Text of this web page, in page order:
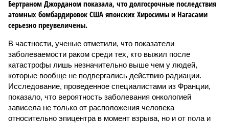
Бертраном Джорданом показала, что долгосрочные последствия
атомных бомбардировок США японских Хиросимы и Нагасами
серьезно преувеличены.
В частности, ученые отметили, что показатели
заболеваемости раком среди тех, кто выжил после
катастрофы лишь незначительно выше чем у людей,
которые вообще не подвергались действию радиации.
Исследование, проведенное специалистами из Франции,
показало, что вероятность заболевания онкологией
зависела не только от расположения человека
относительно эпицентра в момент взрыва, но и от пола и